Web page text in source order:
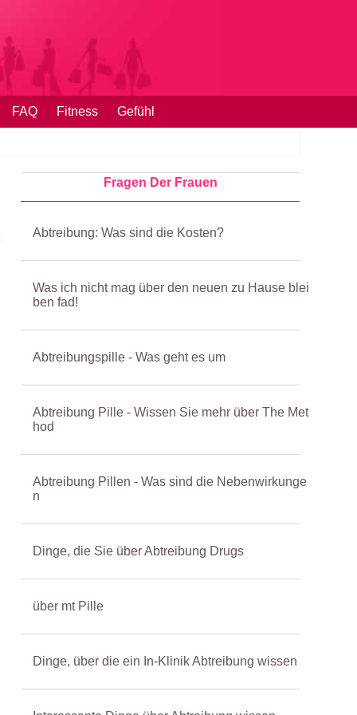
FAQ Fitness Gefühl
Fragen Der Frauen
Abtreibung: Was sind die Kosten?
Was ich nicht mag über den neuen zu Hause blei
ben fad!
Abtreibungspille - Was geht es um
Abtreibung Pille - Wissen Sie mehr über The Met
hod
Abtreibung Pillen - Was sind die Nebenwirkunge
n
Dinge, die Sie über Abtreibung Drugs
über mt Pille
Dinge, über die ein In-Klinik Abtreibung wissen